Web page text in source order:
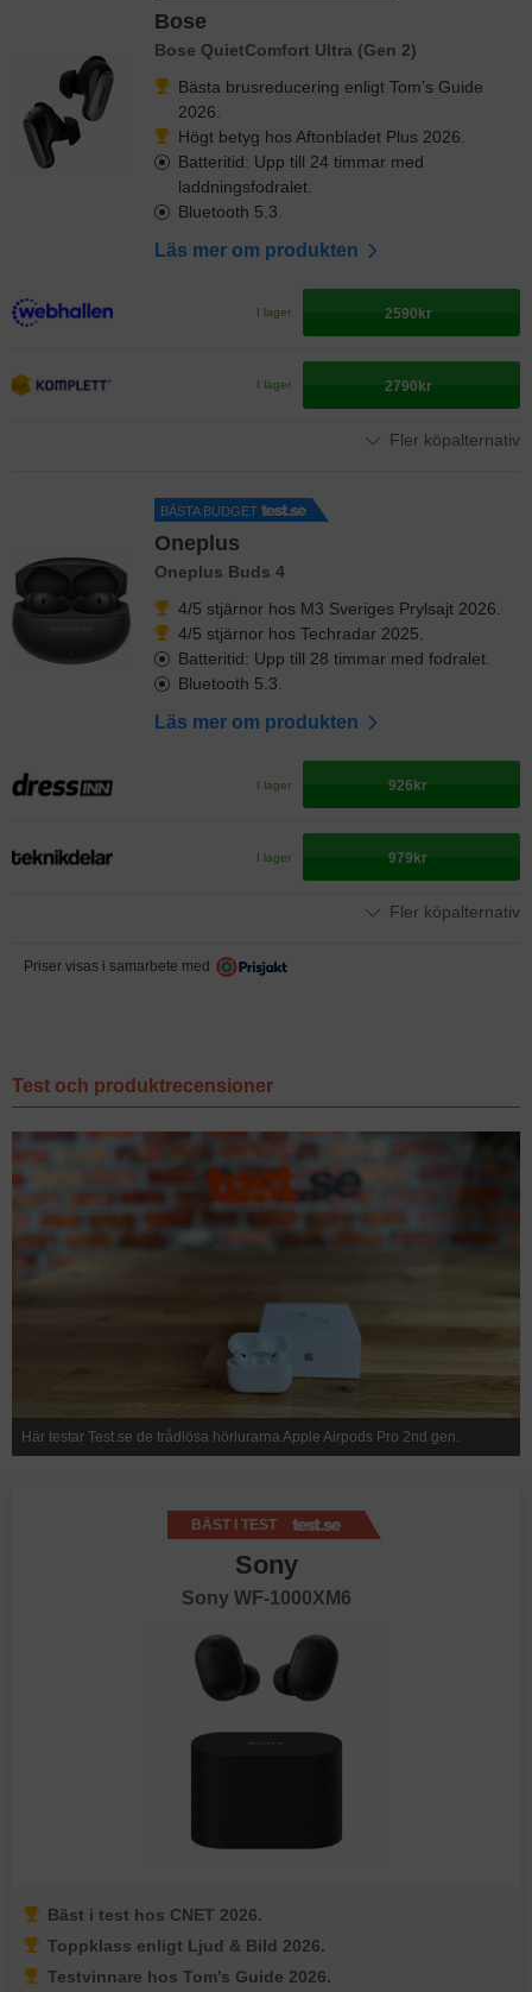
Bose
Bose QuietComfort Ultra (Gen 2)
Bästa brusreducering enligt Tom’s Guide
2026.
Högt betyg hos Aftonbladet Plus 2026.
Batteritid: Upp till 24 timmar med
laddningsfodralet.
Bluetooth 5.3.
Läs mer om produkten
I lager 2590kr
I lager 2790kr
Fler köpalternativ
BÄSTA BUDGET
Oneplus
Oneplus Buds 4
4/5 stjärnor hos M3 Sveriges Prylsajt 2026.
4/5 stjärnor hos Techradar 2025.
Batteritid: Upp till 28 timmar med fodralet.
Bluetooth 5.3.
Läs mer om produkten
I lager 926kr
I lager 979kr
Fler köpalternativ
Priser visas i samarbete med
Test och produktrecensioner
Här testar Test.se de trådlösa hörlurarna Apple Airpods Pro 2nd gen.
BÄST I TEST
Sony
Sony WF-1000XM6
Bäst i test hos CNET 2026.
Toppklass enligt Ljud & Bild 2026.
Testvinnare hos Tom’s Guide 2026.